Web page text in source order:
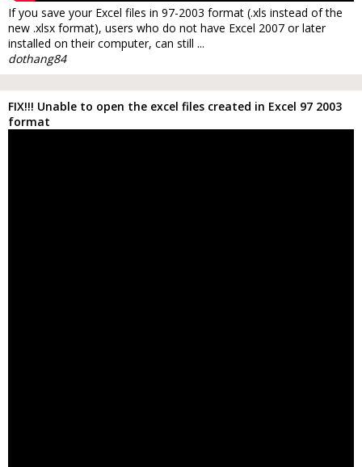
If you save your Excel files in 97-2003 format (.xls instead of the
new .xlsx format), users who do not have Excel 2007 or later
installed on their computer, can still ...
dothang84
FIX!!! Unable to open the excel files created in Excel 97 2003
format